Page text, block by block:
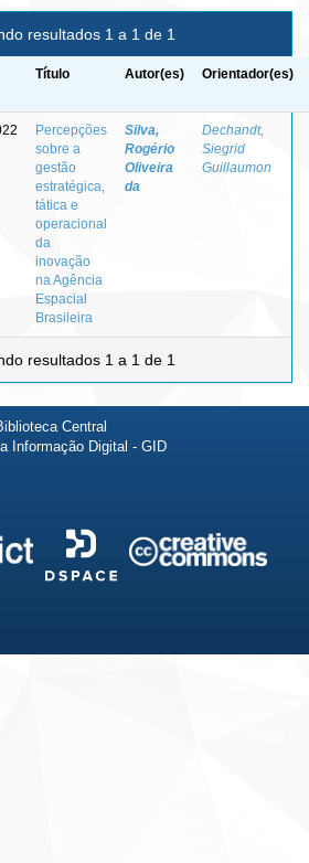
resultados 1 a 1 de 1
Título Autor(es) Orientador(es)
Percepções
sobre a
gestão
estratégica,
tática e
operacional
da
inovação
na Agência
Espacial
Brasileira
Silva,
Rogério
Oliveira
da
Dechandt,
Siegrid
Guillaumon
resultados 1 a 1 de 1
Central
Informação Digital - GID